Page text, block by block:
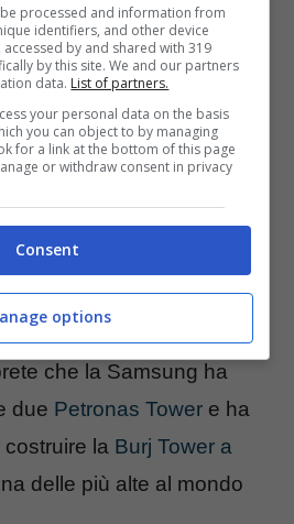
& Construction
Bluewings
il settore di costruzioni,
che la Samsung ha
due Petronas Tower e ha
costruire la Burj Tower a
delle più alte al mondo
processed and information from
identifiers, and other device
by and shared with 319
by this site. We and our partners
data. List of partners.
your personal data on the basis
you can object to by managing
for a link at the bottom of this page
or withdraw consent in privacy
Consent
options